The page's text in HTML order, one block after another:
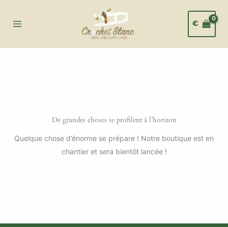
€
De grandes choses se profilent à l’horizon
Quelque chose d’énorme se prépare ! Notre boutique est en
chantier et sera bientôt lancée !